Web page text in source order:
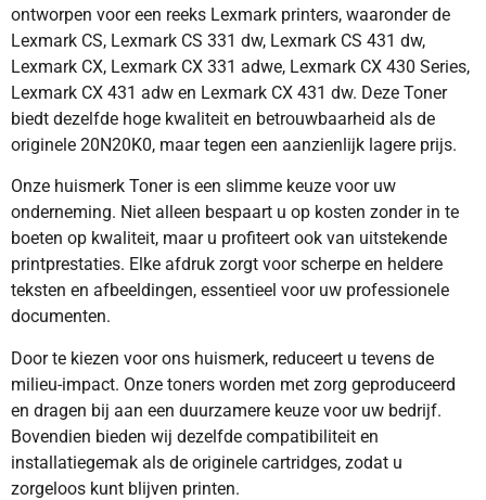
ontworpen voor een reeks Lexmark printers, waaronder de
Lexmark CS, Lexmark CS 331 dw, Lexmark CS 431 dw,
Lexmark CX, Lexmark CX 331 adwe, Lexmark CX 430 Series,
Lexmark CX 431 adw en Lexmark CX 431 dw. Deze Toner
biedt dezelfde hoge kwaliteit en betrouwbaarheid als de
originele 20N20K0, maar tegen een aanzienlijk lagere prijs.
Onze huismerk Toner is een slimme keuze voor uw
onderneming. Niet alleen bespaart u op kosten zonder in te
boeten op kwaliteit, maar u profiteert ook van uitstekende
printprestaties. Elke afdruk zorgt voor scherpe en heldere
teksten en afbeeldingen, essentieel voor uw professionele
documenten.
Door te kiezen voor ons huismerk, reduceert u tevens de
milieu-impact. Onze toners worden met zorg geproduceerd
en dragen bij aan een duurzamere keuze voor uw bedrijf.
Bovendien bieden wij dezelfde compatibiliteit en
installatiegemak als de originele cartridges, zodat u
zorgeloos kunt blijven printen.